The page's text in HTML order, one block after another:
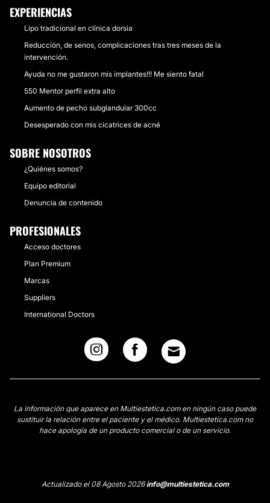
EXPERIENCIAS
Lipo tradicional en clínica dorsia
Reducción, de senos, complicaciones tras tres meses de la
intervención.
Ayuda no me gustaron mis implantes!!! Me siento fatal
550 Mentor perfil extra alto
Aumento de pecho subglandular 300cc
Desesperado con mis cicatrices de acné
SOBRE NOSOTROS
¿Quiénes somos?
Equipo editorial
Denuncia de contenido
PROFESIONALES
Acceso doctores
Plan Premium
Marcas
Suppliers
International Doctors
La información que aparece en Multiestetica.com en ningún caso puede
sustituir la relación entre el paciente y el médico. Multiestetica.com no
hace apología de un producto comercial o de un servicio.
Actualizado el 08 Agosto 2026info@multiestetica.com